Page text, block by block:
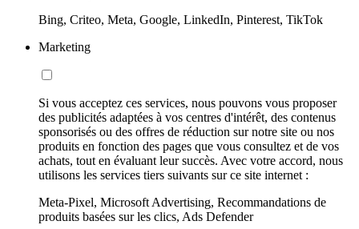
Bing, Criteo, Meta, Google, LinkedIn, Pinterest, TikTok
Marketing
Si vous acceptez ces services, nous pouvons vous proposer
des publicités adaptées à vos centres d'intérêt, des contenus
sponsorisés ou des offres de réduction sur notre site ou nos
produits en fonction des pages que vous consultez et de vos
achats, tout en évaluant leur succès. Avec votre accord, nous
utilisons les services tiers suivants sur ce site internet :
Meta-Pixel, Microsoft Advertising, Recommandations de
produits basées sur les clics, Ads Defender